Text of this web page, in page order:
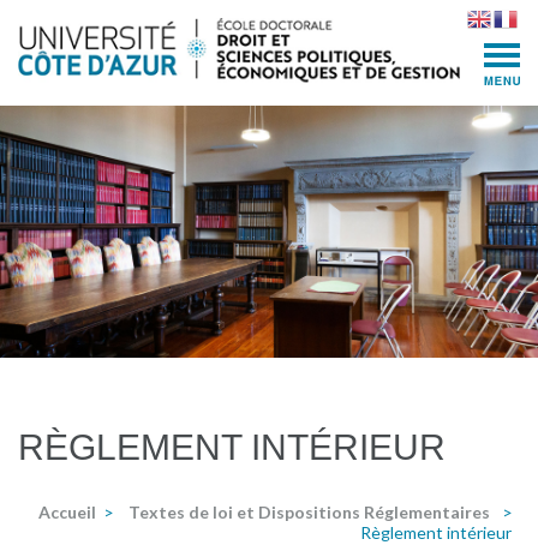
content
(Press
Enter)
RÈGLEMENT INTÉRIEUR
Accueil > Textes de loi et Dispositions Réglementaires
>
Règlement intérieur